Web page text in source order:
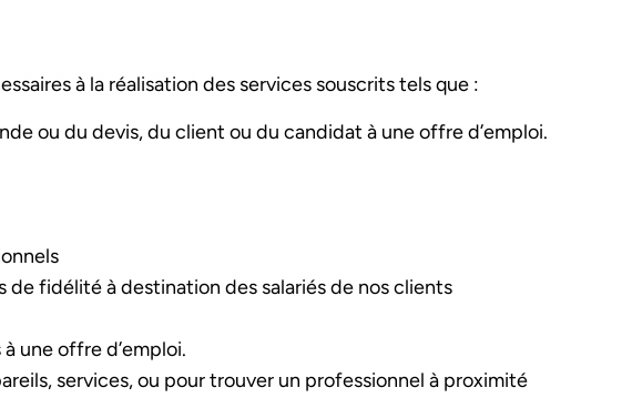
à la réalisation des services souscrits tels que :
ou du devis, du client ou du candidat à une offre d’emploi.
de fidélité à destination des salariés de nos clients
une offre d’emploi.
services, ou pour trouver un professionnel à proximité